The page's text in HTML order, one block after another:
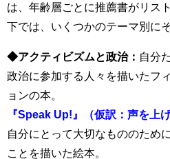
は、年齢層ごとに推薦書がリス
下では、いくつかのテーマ別に
◆アクティビズムと政治： 自分
政治に参加する人々を描いたフ
ョンの本。
『Speak Up!』（仮訳：声を上
自分にとって大切なもののため
ことを描いた絵本。